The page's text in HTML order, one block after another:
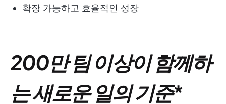
확장 가능하고 효율적인 성장
200만 팀 이상이 함께하
는 새로운 일의 기준*